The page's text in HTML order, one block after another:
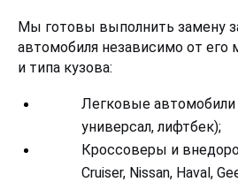
Мы готовы выполнить замену
автомобиля независимо от его
и типа кузова:
Легковые автомобили
универсал, лифтбек);
Кроссоверы и
Cruiser, Nissan, Haval,